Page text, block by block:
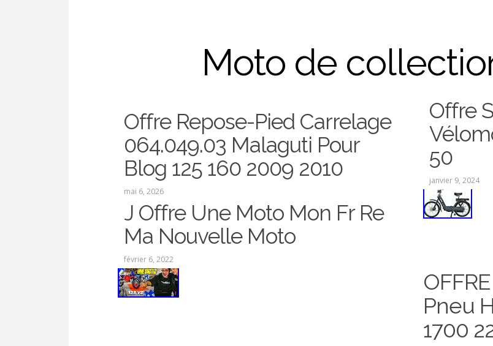
Moto de
Offre
Offre Repose-Pied Carrelage
064.049.03 Malaguti Pour
Blog 125 160 2009 2010
mai 6, 2026
Offre
50
janvier 9, 2024
J Offre Une Moto Mon Fr Re
Ma Nouvelle Moto
février 6, 2022
Pneu
1700